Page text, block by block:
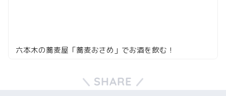
六本木の蕎麦屋「蕎麦おさめ」でお酒を飲む！
SHARE